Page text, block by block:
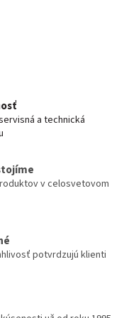
a technická
v celosvetovom
potvrdzujú klienti